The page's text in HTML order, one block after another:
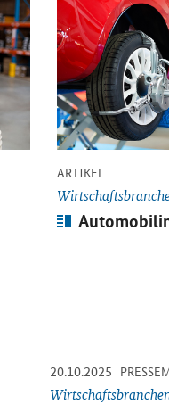
ARTIKEL
Artikel:
Öffnet Einzelsicht
20.10.2025 -
Öffnet Einzelsicht